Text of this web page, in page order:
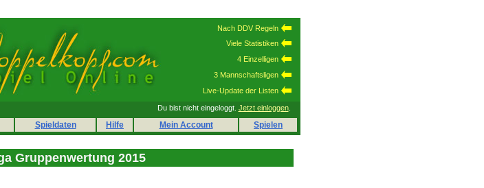
Nach DDV Regeln
Viele Statistiken
4 Einzelligen
3 Mannschaftsligen
Live-Update der Listen
Du bist nicht eingeloggt. Jetzt einloggen.
Spieldaten Hilfe Mein Account Spielen
Gruppenwertung 2015